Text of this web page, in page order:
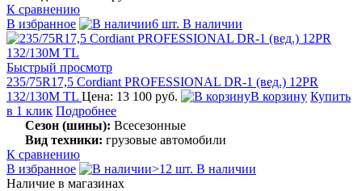
К сравнению
В избранное
6 шт. В наличии
Быстрый просмотр
235/75R17,5 Cordiant PROFESSIONAL DR-1 (вед.) 12PR
132/130M TL Цена: 13 100 руб. В корзину Купить
в 1 клик Подробнее
Сезон (шины): Всесезонные
Вид техники: грузовые автомобили
К сравнению
В избранное
>12 шт. В наличии
Наличие в магазинах